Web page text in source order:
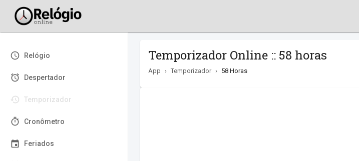
Relógio
Despertador
Temporizador
Cronômetro
Feriados
Temporizador Online :: 58 horas
App › Temporizador › 58 Horas